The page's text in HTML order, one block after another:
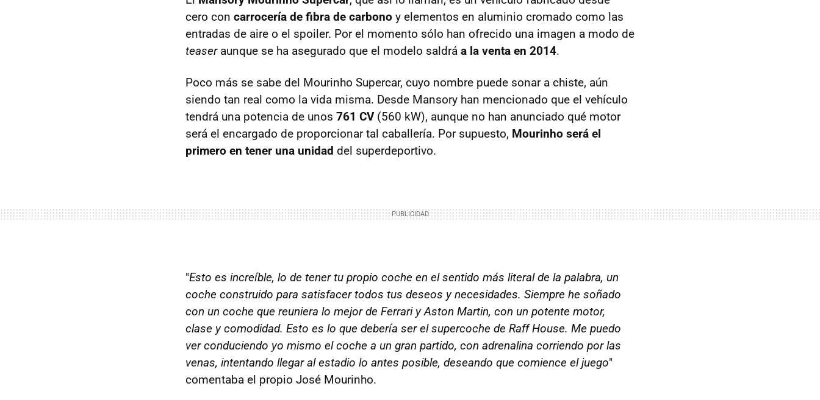
cero con carrocería de fibra de carbono y elementos en aluminio cromado como las
entradas de aire o el spoiler. Por el momento sólo han ofrecido una imagen a modo de
teaseraunque se ha asegurado que el modelo saldrá a la venta en 2014.
Poco más se sabe del Mourinho Supercar, cuyo nombre puede sonar a chiste, aún
siendo tan real como la vida misma. Desde Mansory han mencionado que el vehículo
tendrá una potencia de unos 761 CV(560 kW), aunque no han anunciado qué motor
será el encargado de proporcionar tal caballería. Por supuesto, Mourinho será el
primero en tener una unidad del superdeportivo.
"Esto es increíble, lo de tener tu propio coche en el sentido más literal de la palabra, un
coche construido para satisfacer todos tus deseos y necesidades. Siempre he soñado
con un coche que reuniera lo mejor de Ferrari y Aston Martin, con un potente motor,
clase y comodidad. Esto es lo que debería ser el supercoche de Raff House. Me puedo
ver conduciendo yo mismo el coche a un gran partido, con adrenalina corriendo por las
venas, intentando llegar al estadio lo antes posible, deseando que comience el juego"
comentaba el propio José Mourinho.